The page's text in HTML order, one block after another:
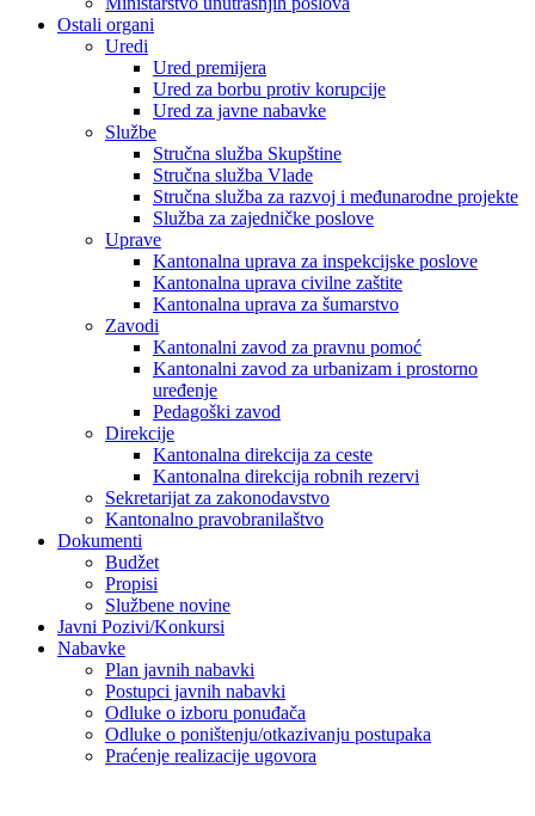
Ostali organi
Uredi
Ured premijera
Ured za borbu protiv korupcije
Ured za javne nabavke
Službe
Stručna služba Skupštine
Stručna služba Vlade
Stručna služba za razvoj i međunarodne projekte
Služba za zajedničke poslove
Uprave
Kantonalna uprava za inspekcijske poslove
Kantonalna uprava civilne zaštite
Kantonalna uprava za šumarstvo
Zavodi
Kantonalni zavod za pravnu pomoć
Kantonalni zavod za urbanizam i prostorno
uređenje
Pedagoški zavod
Direkcije
Kantonalna direkcija za ceste
Kantonalna direkcija robnih rezervi
Sekretarijat za zakonodavstvo
Kantonalno pravobranilaštvo
Dokumenti
Budžet
Propisi
Službene novine
Javni Pozivi/Konkursi
Nabavke
Plan javnih nabavki
Postupci javnih nabavki
Odluke o izboru ponuđača
Odluke o poništenju/otkazivanju postupaka
Praćenje realizacije ugovora